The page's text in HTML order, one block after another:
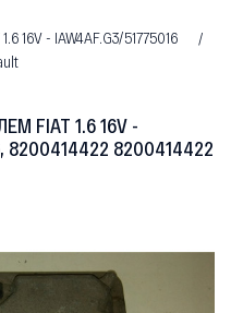
- IAW4AF.G3/51775016
FIAT 1.6 16V -
8200414422 8200414422